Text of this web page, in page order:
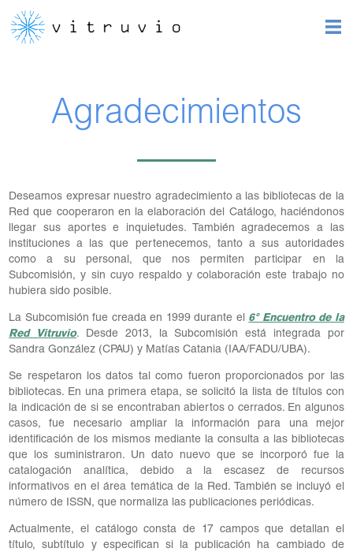
Agradecimientos
Deseamos expresar nuestro agradecimiento a las bibliotecas de la
Red que cooperaron en la elaboración del Catálogo, haciéndonos
llegar sus aportes e inquietudes. También agradecemos a las
instituciones a las que pertenecemos, tanto a sus autoridades
como a su personal, que nos permiten participar en la
Subcomisión, y sin cuyo respaldo y colaboración este trabajo no
hubiera sido posible.
La Subcomisión fue creada en 1999 durante el 6º Encuentro de la
Red Vitruvio. Desde 2013, la Subcomisión está integrada por
Sandra González (CPAU) y Matías Catania (IAA/FADU/UBA).
Se respetaron los datos tal como fueron proporcionados por las
bibliotecas. En una primera etapa, se solicitó la lista de títulos con
la indicación de si se encontraban abiertos o cerrados. En algunos
casos, fue necesario ampliar la información para una mejor
identificación de los mismos mediante la consulta a las bibliotecas
que los suministraron. Un dato nuevo que se incorporó fue la
catalogación analítica, debido a la escasez de recursos
informativos en el área temática de la Red. También se incluyó el
número de ISSN, que normaliza las publicaciones periódicas.
Actualmente, el catálogo consta de 17 campos que detallan el
título, subtítulo y especifican si la publicación ha cambiado de